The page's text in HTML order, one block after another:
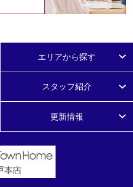
エリアから探す
スタッフ紹介
更新情報